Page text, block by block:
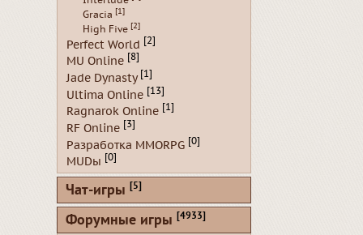
Gracia [1]
High Five [2]
Perfect World [2]
MU Online [8]
Jade Dynasty [1]
Ultima Online [13]
Ragnarok Online [1]
RF Online [3]
Разработка MMORPG [0]
MUDы [0]
Чат-игры [5]
Форумные игры [4933]